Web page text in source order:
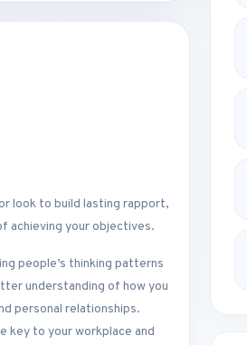
look to build lasting rapport,
achieving your objectives.
people’s thinking patterns
understanding of how you
personal relationships.
key to your workplace and